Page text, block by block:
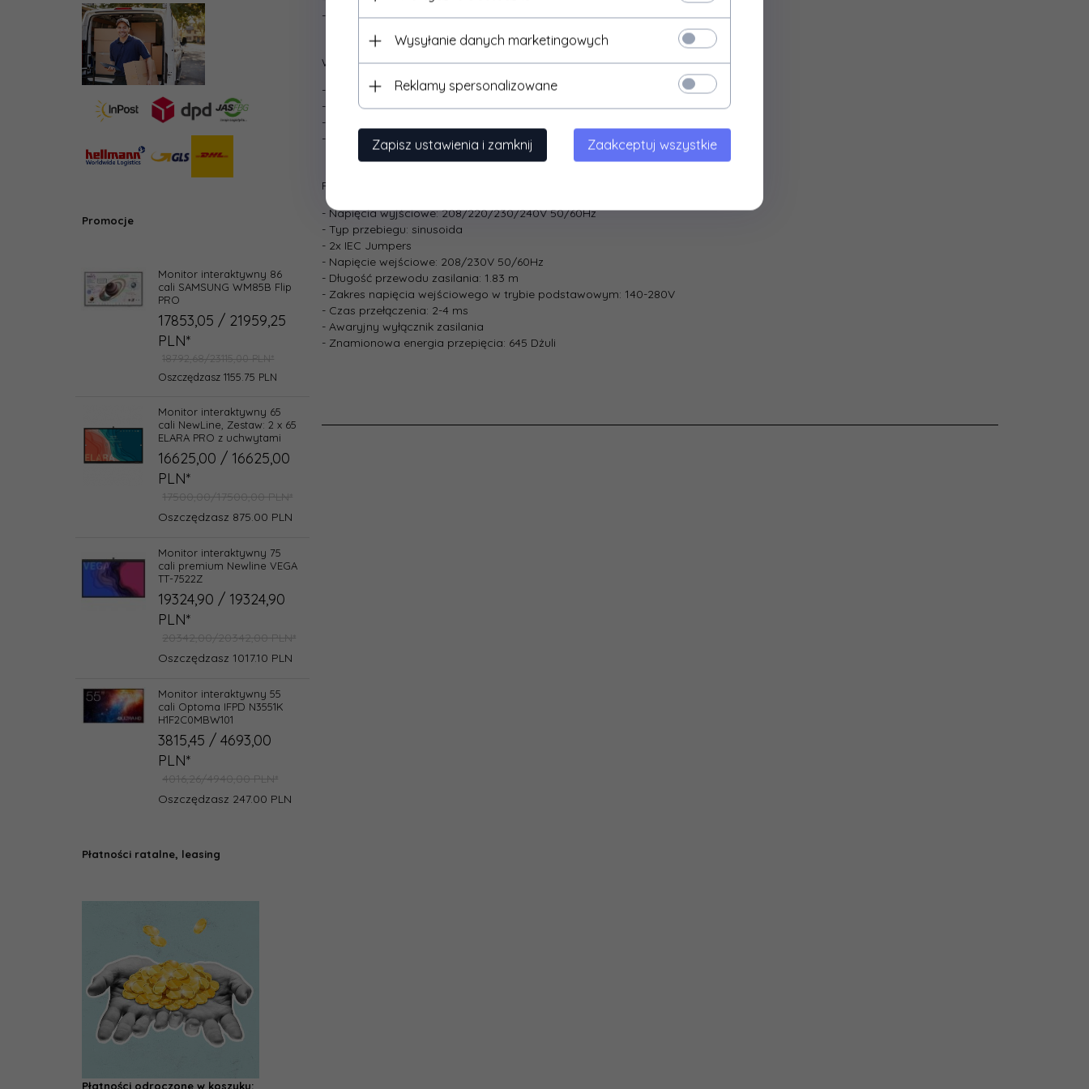
Promocje
Monitor interaktywny 86
cali SAMSUNG WM85B Flip
PRO
17853,05 / 21959,25
PLN*
18792,68/23115,00 PLN*
Oszczędzasz 1155.75 PLN
Monitor interaktywny 65
cali NewLine, Zestaw: 2 x 65
ELARA PRO z uchwytami
16625,00 / 16625,00
PLN*
17500,00/17500,00 PLN*
Oszczędzasz 875.00 PLN
Monitor interaktywny 75
cali premium Newline VEGA
TT-7522Z
19324,90 / 19324,90
PLN*
20342,00/20342,00 PLN*
Oszczędzasz 1017.10 PLN
Monitor interaktywny 55
cali Optoma IFPD N3551K
H1F2C0MBW101
3815,45 / 4693,00
PLN*
4016,26/4940,00 PLN*
Oszczędzasz 247.00 PLN
Płatności ratalne, leasing
Płatności odroczone w koszyku:
- Podręcznik użytkownika
Wymiary:
- Wysokość: 432 mm
- Szerokość: 178 mm
- Głębokość: 483 mm
- Wysokość w szafie przemysłowej: 4U
Pozostałe parametry:
- Napięcia wyjściowe: 208/220/230/240V 50/60Hz
- Typ przebiegu: sinusoida
- 2x IEC Jumpers
- Napięcie wejściowe: 208/230V 50/60Hz
- Długość przewodu zasilania: 1.83 m
- Zakres napięcia wejściowego w trybie podstawowym: 140-280V
- Czas przełączenia: 2-4 ms
- Awaryjny wyłącznik zasilania
- Znamionowa energia przepięcia: 645 Dżuli
Wysyłanie danych marketingowych
Reklamy spersonalizowane
Zapisz ustawienia i zamknij Zaakceptuj wszystkie